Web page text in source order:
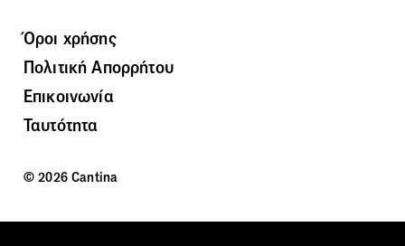
Όροι χρήσης
Πολιτική Απορρήτου
Επικοινωνία
Ταυτότητα
© 2026 Cantina